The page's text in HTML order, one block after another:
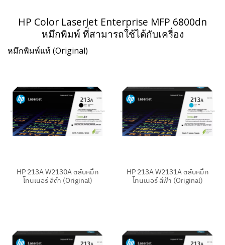
HP Color LaserJet Enterprise MFP 6800dn
หมึกพิมพ์ ที่สามารถใช้ได้กับเครื่อง
หมึกพิมพ์แท้ (Original)
HP 213A W2130A ตลับหมึก
โทนเนอร์ สีดำ (Original)
HP 213A W2131A ตลับหมึก
โทนเนอร์ สีฟ้า (Original)